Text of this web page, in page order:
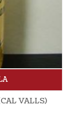
VALLS)